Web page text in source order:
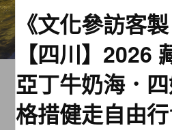
台灣
夯講座
自由行
《文化參訪客
【四川】2026
亞丁牛奶海．
格措健走自由